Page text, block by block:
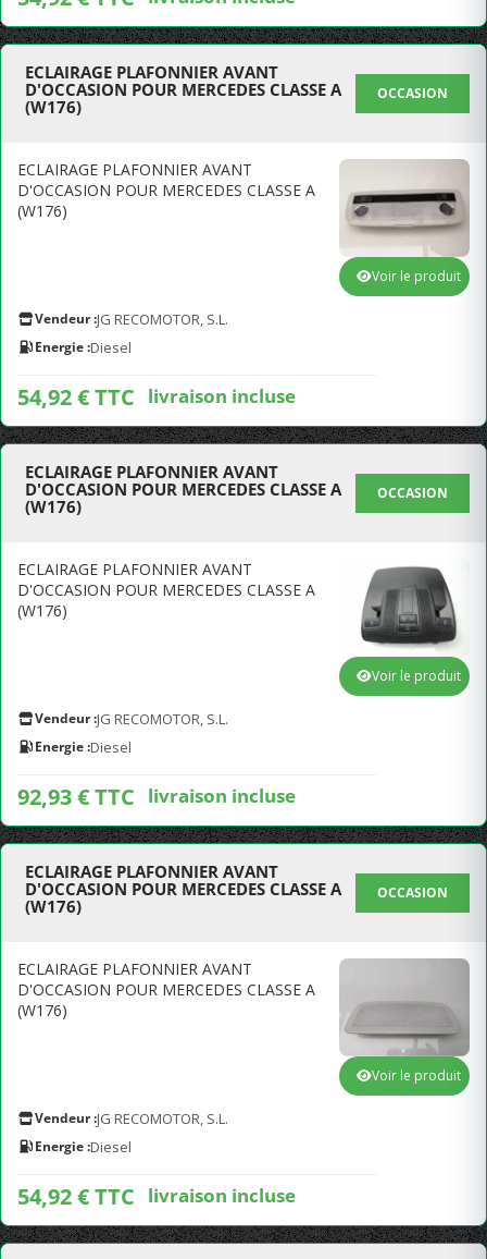
ECLAIRAGE PLAFONNIER AVANT
D'OCCASION POUR MERCEDES CLASSE A
(W176)
OCCASION
ECLAIRAGE PLAFONNIER AVANT
D'OCCASION POUR MERCEDES CLASSE A
(W176)
Vendeur :JG RECOMOTOR, S.L.
Energie :Diesel
54,92 € TTC livraison incluse
Voir le produit
ECLAIRAGE PLAFONNIER AVANT
D'OCCASION POUR MERCEDES CLASSE A
(W176)
OCCASION
ECLAIRAGE PLAFONNIER AVANT
D'OCCASION POUR MERCEDES CLASSE A
(W176)
Vendeur :JG RECOMOTOR, S.L.
Energie :Diesel
92,93 € TTC livraison incluse
Voir le produit
ECLAIRAGE PLAFONNIER AVANT
D'OCCASION POUR MERCEDES CLASSE A
(W176)
OCCASION
ECLAIRAGE PLAFONNIER AVANT
D'OCCASION POUR MERCEDES CLASSE A
(W176)
Vendeur :JG RECOMOTOR, S.L.
Energie :Diesel
54,92 € TTC livraison incluse
Voir le produit